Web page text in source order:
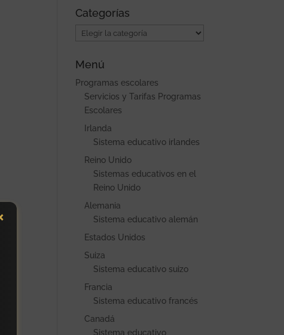
Categorías
Categorías
Menú
Programas escolares
Servicios y Tarifas Programas
Escolares
Irlanda
Sistema educativo irlandes
Reino Unido
Sistemas educativos en el
Reino Unido
Alemania
Sistema educativo alemán
Estados Unidos
Suiza
Sistema educativo suizo
Francia
Sistema educativo francés
Canadá
Sistema educativo